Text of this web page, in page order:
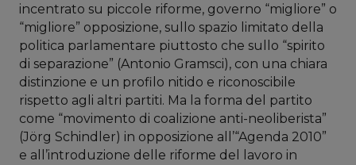
incentrato su piccole riforme, governo “migliore” o
“migliore” opposizione, sullo spazio limitato della
politica parlamentare piuttosto che sullo “spirito
di separazione” (Antonio Gramsci), con una chiara
distinzione e un profilo nitido e riconoscibile
rispetto agli altri partiti. Ma la forma del partito
come “movimento di coalizione anti-neoliberista”
(Jörg Schindler) in opposizione all’“Agenda 2010”
e all’introduzione delle riforme del lavoro in